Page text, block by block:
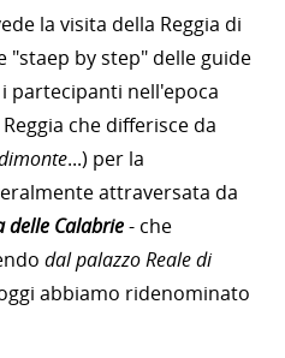
la visita della Reggia di
"staep by step" delle guide
nell'epoca
che differisce da
...) per la
attraversata da
delle Calabrie- che
dal palazzo Reale di
abbiamo ridenominato